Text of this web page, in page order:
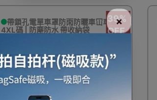
39%
OFF
帶鎖孔電單車罩防雨防曬車冚車罩 -
4XL碼 | 防塵防水 帶收納袋
$120 $198
×